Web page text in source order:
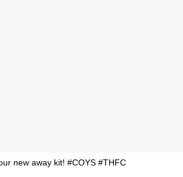
new away kit! #COYS #THFC